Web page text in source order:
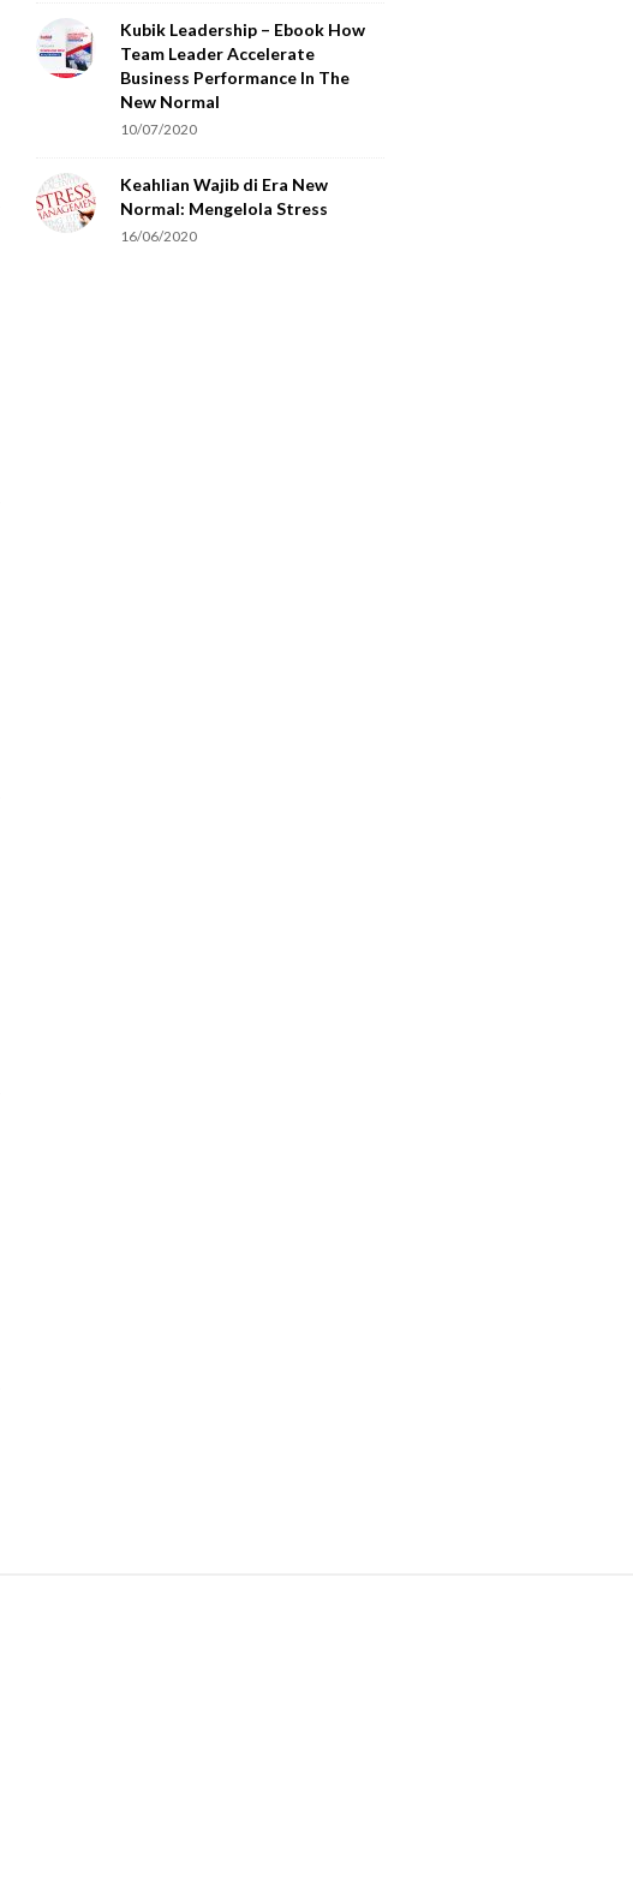
Kubik Leadership – Ebook How
Team Leader Accelerate
Business Performance In The
New Normal
10/07/2020
Keahlian Wajib di Era New
Normal: Mengelola Stress
16/06/2020